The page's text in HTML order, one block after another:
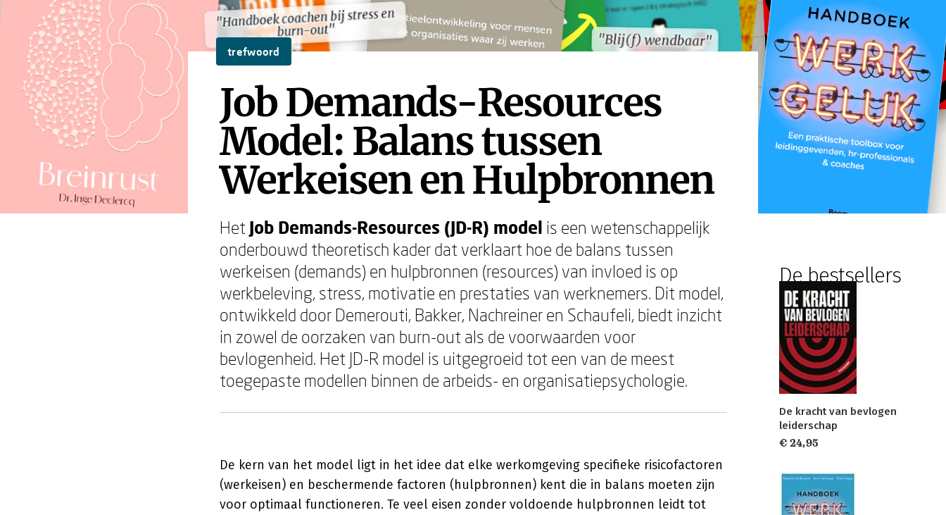
"Handboek coachen bij stress en
burn-out"
"Blij(f) wendbaar"
"Handboek coachen bij stress en
burn-out"
"Blij(f) wendbaar"
trefwoord
Job Demands-Resources
Model: Balans tussen
Werkeisen en Hulpbronnen
Het Job Demands-Resources (JD-R) model is een wetenschappelijk
onderbouwd theoretisch kader dat verklaart hoe de balans tussen
werkeisen (demands) en hulpbronnen (resources) van invloed is op
werkbeleving, stress, motivatie en prestaties van werknemers. Dit model,
ontwikkeld door Demerouti, Bakker, Nachreiner en Schaufeli, biedt inzicht
in zowel de oorzaken van burn-out als de voorwaarden voor
bevlogenheid. Het JD-R model is uitgegroeid tot een van de meest
toegepaste modellen binnen de arbeids- en organisatiepsychologie.
De kern van het model ligt in het idee dat elke werkomgeving specifieke risicofactoren
(werkeisen) en beschermende factoren (hulpbronnen) kent die in balans moeten zijn
voor optimaal functioneren. Te veel eisen zonder voldoende hulpbronnen leidt tot
De bestsellers
De kracht van bevlogen
leiderschap
€ 24,95